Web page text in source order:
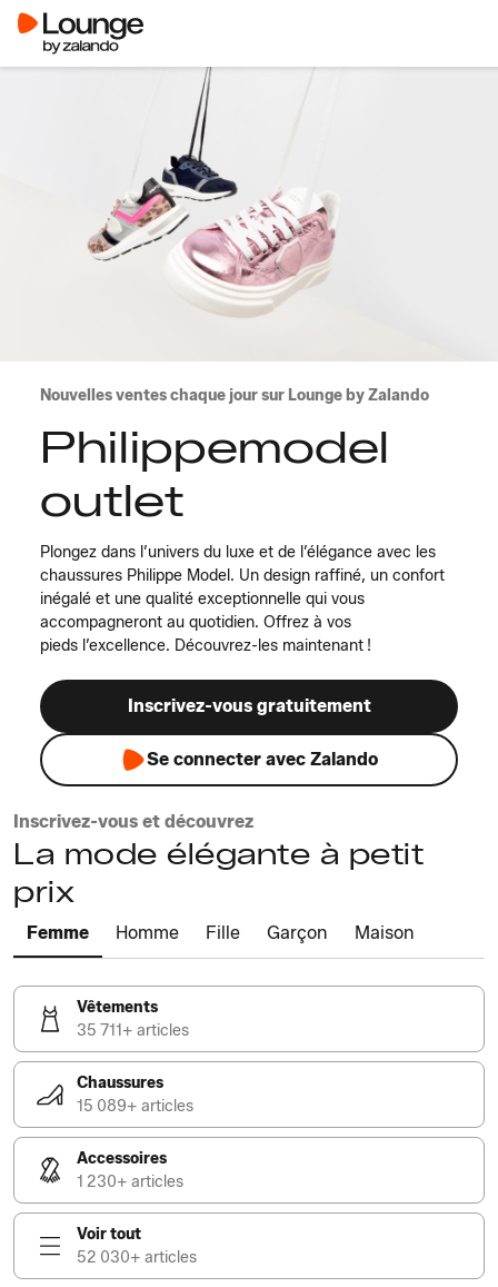
Nouvelles ventes chaque jour sur Lounge by Zalando
Philippemodel
outlet
Plongez dans l’univers du luxe et de l’élégance avec les
chaussures Philippe Model. Un design raffiné, un confort
inégalé et une qualité exceptionnelle qui vous
accompagneront au quotidien. Offrez à vos
pieds l’excellence. Découvrez-les maintenant !
Inscrivez-vous gratuitement
Se connecter avec Zalando
Inscrivez-vous et découvrez
La mode élégante à petit
prix
Femme Homme Fille Garçon Maison
Vêtements
35 711+ articles
Chaussures
15 089+ articles
Accessoires
1 230+ articles
Voir tout
52 030+ articles